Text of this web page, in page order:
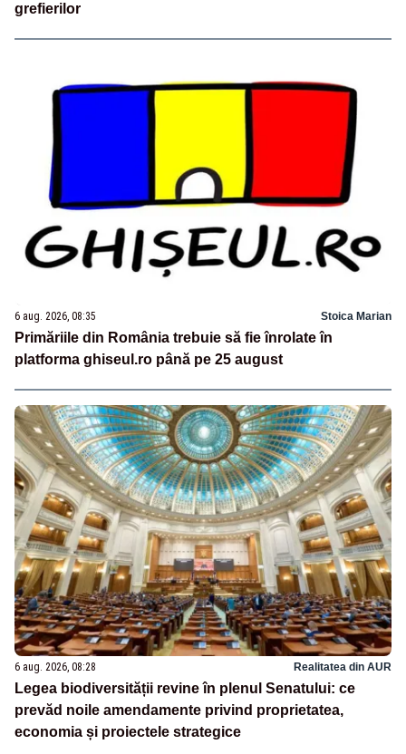
grefierilor
6 aug. 2026, 08:35 Stoica Marian
Primăriile din România trebuie să fie înrolate în
platforma ghiseul.ro până pe 25 august
6 aug. 2026, 08:28 Realitatea din AUR
Legea biodiversității revine în plenul Senatului: ce
prevăd noile amendamente privind proprietatea,
economia și proiectele strategice